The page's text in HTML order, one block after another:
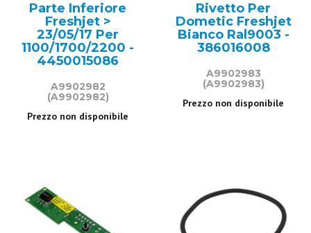
Parte Inferiore
Freshjet >
23/05/17 Per
1100/1700/2200 -
4450015086
A9902982
(A9902982)
Prezzo non disponibile
Rivetto Per
Dometic Freshjet
Bianco Ral9003 -
386016008
A9902983
(A9902983)
Prezzo non disponibile